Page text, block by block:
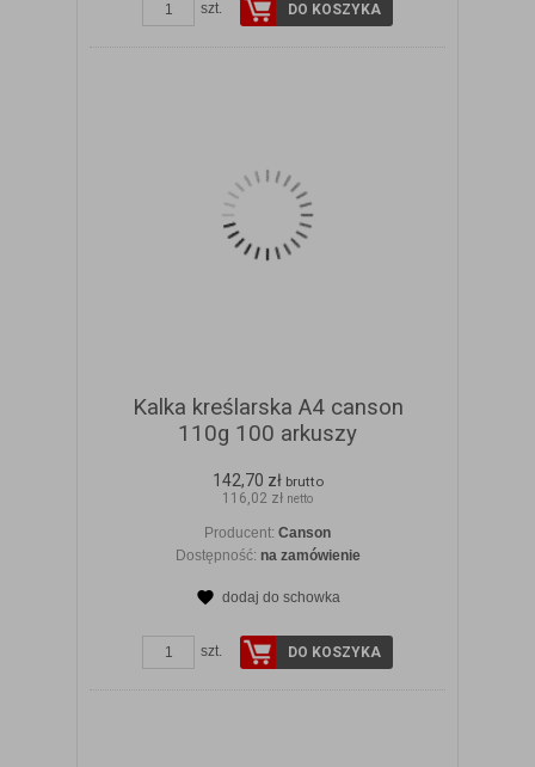
szt. DO KOSZYKA
Kalka kreślarska A4 canson
110g 100 arkuszy
142,70 zł brutto
116,02 zł netto
Producent: Canson
Dostępność: na zamówienie
dodaj do schowka
szt. DO KOSZYKA